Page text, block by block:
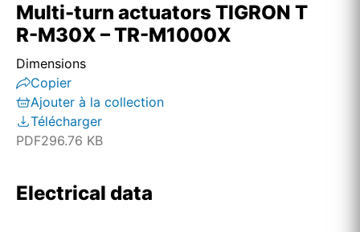
Multi-turn actuators TIGRON T
R-M30X – TR-M1000X
Dimensions
Copier
Ajouter à la collection
Télécharger
PDF296.76 KB
Electrical data